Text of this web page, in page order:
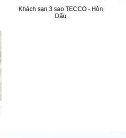
Khách sạn 3 sao TECCO - Hòn
Dấu